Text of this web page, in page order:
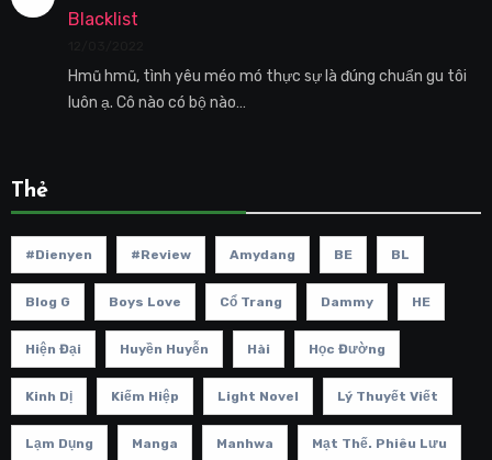
Blacklist
Hmũ hmũ, tình yêu méo mó thực sự là đúng chuẩn gu tôi
luôn ạ. Cô nào có bộ nào…
Thẻ
#dienyen #review Amydang BE BL
Blog G Boys Love Cổ Trang Dammy HE
Hiện Đại Huyền Huyễn Hài Học Đường
Kinh Dị Kiếm Hiệp Light Novel Lý Thuyết Viết
Lạm Dụng Manga Manhwa Mạt Thế. Phiêu Lưu